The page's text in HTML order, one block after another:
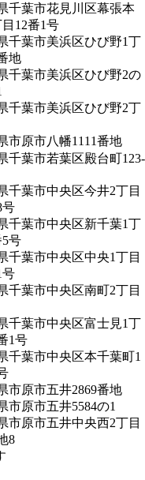
千葉市花見川区幕張本
12番1号
千葉市美浜区ひび野1丁
地
千葉市美浜区ひび野2の
千葉市美浜区ひび野2丁
市原市八幡1111番地
千葉市若葉区殿台町123-
千葉市中央区今井2丁目
号
千葉市中央区新千葉1丁
5号
千葉市中央区中央1丁目
号
千葉市中央区南町2丁目
千葉市中央区富士見1丁
1号
千葉市中央区本千葉町1
市原市五井2869番地
市原市五井5584の1
市原市五井中央西2丁目
8